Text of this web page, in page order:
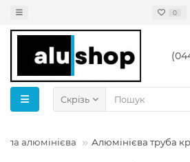
0
Скрізь
алюмінієва Алюмінієва труба